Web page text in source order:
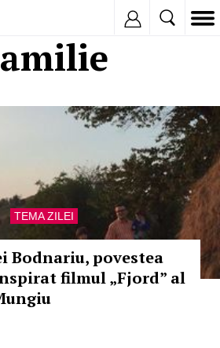
TEMA ZILEI
Bodnariu, povestea
filmul „Fjord” al